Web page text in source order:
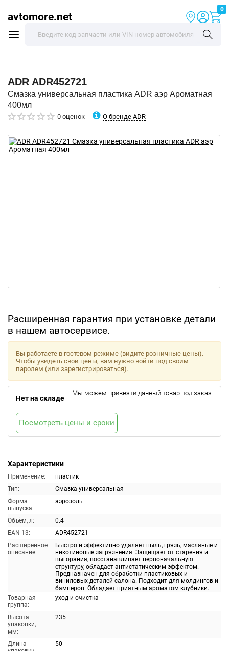
avtomore.net
0
ADR ADR452721
Смазка универсальная пластика ADR аэр Ароматная
400мл
0 оценок О бренде ADR
Расширенная гарантия при установке детали
в нашем автосервисе.
Характеристики
Применение:
пластик
Тип:
Смазка универсальная
Форма
выпуска:
аэрозоль
Объём, л:
0.4
EAN-13:
ADR452721
Расширенное
описание:
Быстро и эффективно удаляет пыль, грязь, масляные и
никотиновые загрязнения. Защищает от старения и
выгорания, восстанавливает первоначальную
структуру, обладает антистатическим эффектом.
Предназначен для обработки пластиковых и
виниловых деталей салона. Подходит для молдингов и
бамперов. Обладает приятным ароматом клубники.
Товарная
группа:
уход и очистка
Высота
упаковки,
мм:
235
Длина
50
Вы работаете в гостевом режиме (видите розничные цены).
Чтобы увидеть свои цены, вам нужно войти под своим
паролем (или зарегистрироваться).
Нет на складе
Мы можем привезти данный товар под заказ.
Посмотреть цены и сроки